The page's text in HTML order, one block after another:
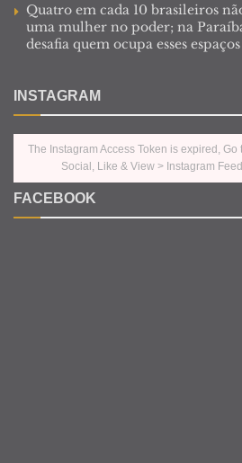
Quatro em cada 10 brasileiros
uma mulher no poder; na
desafia quem ocupa esses espaços
INSTAGRAM
The Instagram Access Token is expired,
Social, Like & View > Instagram
FACEBOOK